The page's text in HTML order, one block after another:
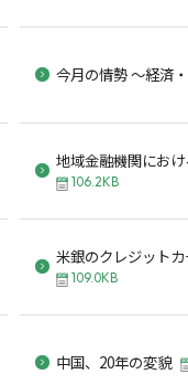
今月の情勢 ～経済
地域金融機関にお
106.2KB
米銀のクレジット
109.0KB
中国、20年の変貌